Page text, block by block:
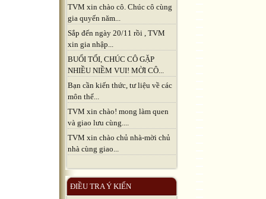
TVM xin chào cô. Chúc cô cùng
gia quyến năm...
Sắp đến ngày 20/11 rồi , TVM
xin gia nhập...
BUỔI TỐI, CHÚC CÔ GẶP
NHIỀU NIỀM VUI! MỜI CÔ...
Bạn cần kiến thức, tư liệu về các
môn thể...
TVM xin chào! mong làm quen
và giao lưu cùng....
TVM xin chào chủ nhà-mời chủ
nhà cùng giao...
ĐIỀU TRA Ý KIẾN